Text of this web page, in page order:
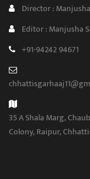
Director :
Editor : Manjusha
+91-94242 94671
35 A Shala Marg,
Colony, Raipur,